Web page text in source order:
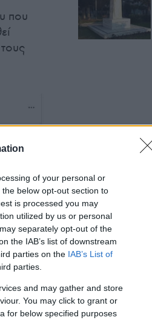
of your personal or
below opt-out section to
is processed you may
utilized by us or personal
separately opt-out of the
the IAB’s list of downstream
parties on the IAB’s List of
parties.
and may gather and store
You may click to grant or
for below specified purposes
που